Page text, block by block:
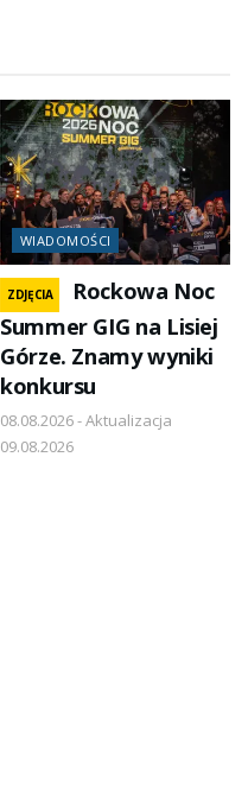
WIADOMOŚCI
ZDJĘCIA
Rockowa Noc
Summer GIG na Lisiej
Górze. Znamy wyniki
konkursu
08.08.2026 - Aktualizacja
09.08.2026